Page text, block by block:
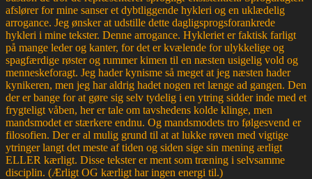
afslører for mine sanser et dybtliggende hykleri og en uklædelig
arrogance. Jeg ønsker at udstille dette dagligsprogsforankrede
hykleri i mine tekster. Denne arrogance. Hykleriet er faktisk farligt
på mange leder og kanter, for det er kvælende for ulykkelige og
spagfærdige røster og rummer kimen til en næsten usigelig vold og
menneskeforagt. Jeg hader kynisme så meget at jeg næsten hader
kynikeren, men jeg har aldrig hadet nogen ret længe ad gangen. Den
der er bange for at gøre sig selv tydelig i en ytring sidder inde med et
frygteligt våben, her er tale om tavshedens kolde klinge, men
mandsmodet er stærkere endnu. Og mandsmodets tro følgesvend er
filosofien. Der er al mulig grund til at at lukke røven med vigtige
ytringer langt det meste af tiden og siden sige sin mening ærligt
ELLER kærligt. Disse tekster er ment som træning i selvsamme
disciplin. (Ærligt OG kærligt har ingen energi til.)